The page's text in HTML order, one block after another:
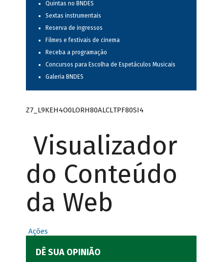
Quintas no BNDES
Sextas instrumentais
Reserva de ingressos
Filmes e festivais de cinema
Receba a programação
Concursos para Escolha de Espetáculos Musicais
Galeria BNDES
Z7_L9KEH4O0LORH80ALCLTPF80SI4
Visualizador
do Conteúdo
da Web
Ações
DÊ SUA OPINIÃO